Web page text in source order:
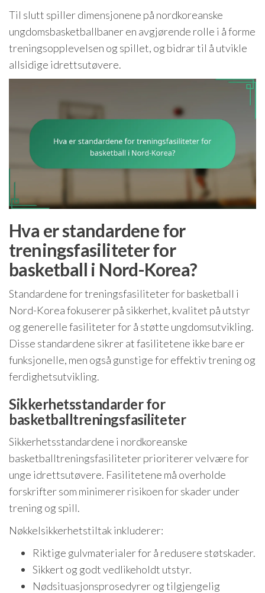
Til slutt spiller dimensjonene på nordkoreanske
ungdomsbasketballbaner en avgjørende rolle i å forme
treningsopplevelsen og spillet, og bidrar til å utvikle
allsidige idrettsutøvere.
Hva er standardene for
treningsfasiliteter for
basketball i Nord-Korea?
Standardene for treningsfasiliteter for basketball i
Nord-Korea fokuserer på sikkerhet, kvalitet på utstyr
og generelle fasiliteter for å støtte ungdomsutvikling.
Disse standardene sikrer at fasilitetene ikke bare er
funksjonelle, men også gunstige for effektiv trening og
ferdighetsutvikling.
Sikkerhetsstandarder for
basketballtreningsfasiliteter
Sikkerhetsstandardene i nordkoreanske
basketballtreningsfasiliteter prioriterer velvære for
unge idrettsutøvere. Fasilitetene må overholde
forskrifter som minimerer risikoen for skader under
trening og spill.
Nøkkelsikkerhetstiltak inkluderer:
Riktige gulvmaterialer for å redusere støtskader.
Sikkert og godt vedlikeholdt utstyr.
Nødsituasjonsprosedyrer og tilgjengelig